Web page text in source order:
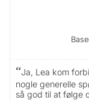
Ja, Lea kom
nogle generelle
så god til at følge